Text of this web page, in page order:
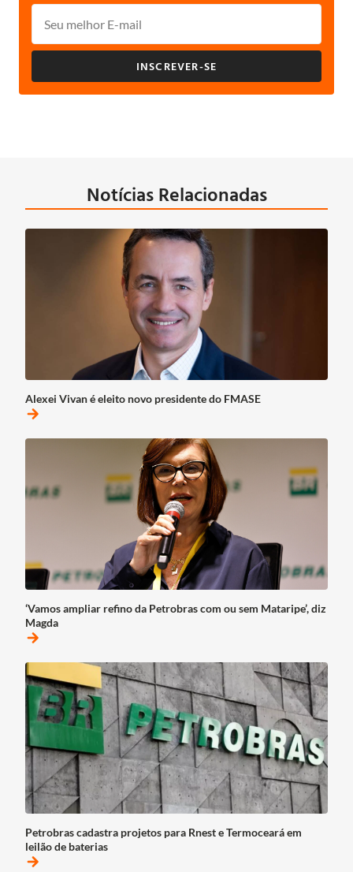
INSCREVER-SE
Notícias Relacionadas
Alexei Vivan é eleito novo presidente do FMASE
arrow_forward
‘Vamos ampliar refino da Petrobras com ou sem Mataripe’, diz
Magda
arrow_forward
Petrobras cadastra projetos para Rnest e Termoceará em
leilão de baterias
arrow_forward